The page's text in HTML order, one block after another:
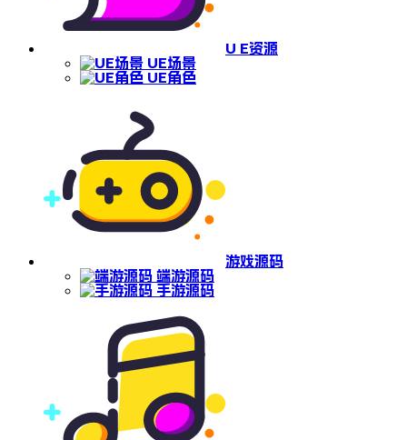
U E资源
UE场景
UE角色
游戏源码
端游源码
手游源码